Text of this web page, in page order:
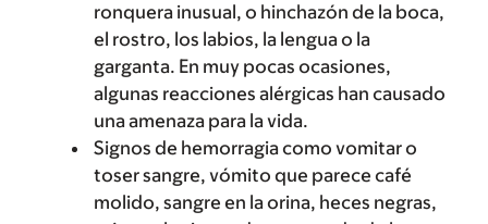
ronquera inusual, o hinchazón de la boca,
el rostro, los labios, la lengua o la
garganta. En muy pocas ocasiones,
algunas reacciones alérgicas han causado
una amenaza para la vida.
Signos de hemorragia como vomitar o
toser sangre, vómito que parece café
molido, sangre en la orina, heces negras,